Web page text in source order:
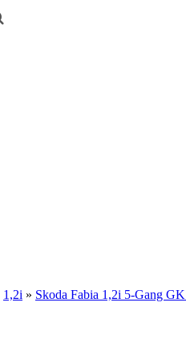
1,2i » Skoda Fabia 1,2i 5-Gang